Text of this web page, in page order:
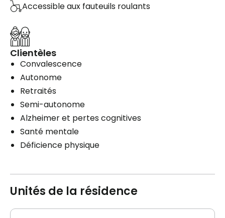
Accessible aux fauteuils roulants
Clientèles
Convalescence
Autonome
Retraités
Semi-autonome
Alzheimer et pertes cognitives
Santé mentale
Déficience physique
Unités de la résidence